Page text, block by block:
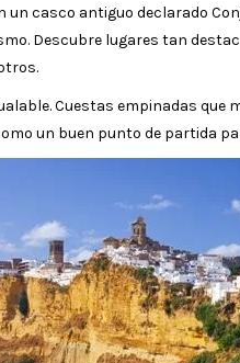
casco antiguo declarado
Descubre lugares tan
Cuestas empinadas
un buen punto de partida